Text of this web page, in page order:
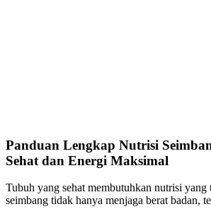
Panduan Lengkap Nutrisi
Sehat dan Energi Maksimal
Tubuh yang sehat membutuhkan nutrisi yang
seimbang tidak hanya menjaga berat badan,